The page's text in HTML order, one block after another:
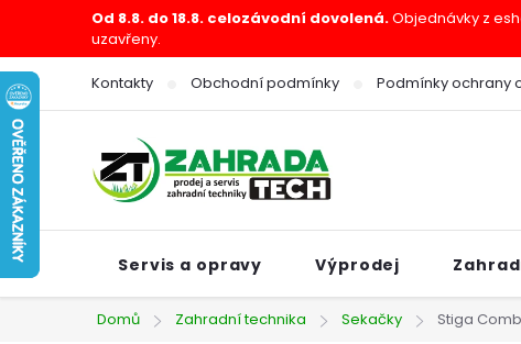
obsah
Od 8.8. do 18.8. celozávodní dovolená.Objednávky z
uzavřeny.
Kontakty Obchodní podmínky Podmínky ochrany
Servis a opravy Výprodej
Domů Zahradní technika Sekačky Stiga